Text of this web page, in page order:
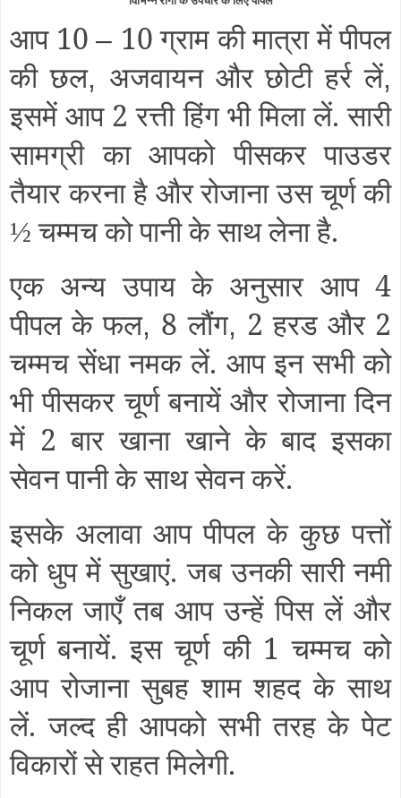
आप 10 – 10 ग्राम की मात्रा में पीपल
की छल, अजवायन और छोटी हर्र लें,
इसमें आप 2 रत्ती हिंग भी मिला लें. सारी
सामग्री का आपको पीसकर पाउडर
तैयार करना है और रोजाना उस चूर्ण की
½ चम्मच को पानी के साथ लेना है.
एक अन्य उपाय के अनुसार आप 4
पीपल के फल, 8 लौंग, 2 हरड और 2
चम्मच सेंधा नमक लें. आप इन सभी को
भी पीसकर चूर्ण बनायें और रोजाना दिन
में 2 बार खाना खाने के बाद इसका
सेवन पानी के साथ सेवन करें.
इसके अलावा आप पीपल के कुछ पत्तों
को धुप में सुखाएं. जब उनकी सारी नमी
निकल जाएँ तब आप उन्हें पिस लें और
चूर्ण बनायें. इस चूर्ण की 1 चम्मच को
आप रोजाना सुबह शाम शहद के साथ
लें. जल्द ही आपको सभी तरह के पेट
विकारों से राहत मिलेगी.